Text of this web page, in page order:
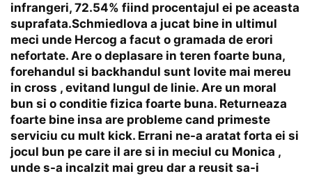
infrangeri, 72.54% fiind procentajul ei pe aceasta
suprafata.Schmiedlova a jucat bine in ultimul
meci unde Hercog a facut o gramada de erori
nefortate. Are o deplasare in teren foarte buna,
forehandul si backhandul sunt lovite mai mereu
in cross , evitand lungul de linie. Are un moral
bun si o conditie fizica foarte buna. Returneaza
foarte bine insa are probleme cand primeste
serviciu cu mult kick. Errani ne-a aratat forta ei si
jocul bun pe care il are si in meciul cu Monica ,
unde s-a incalzit mai greu dar a reusit sa-i